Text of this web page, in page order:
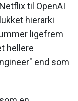
til OpenAI
hierarki
ligefrem
hellere
end som